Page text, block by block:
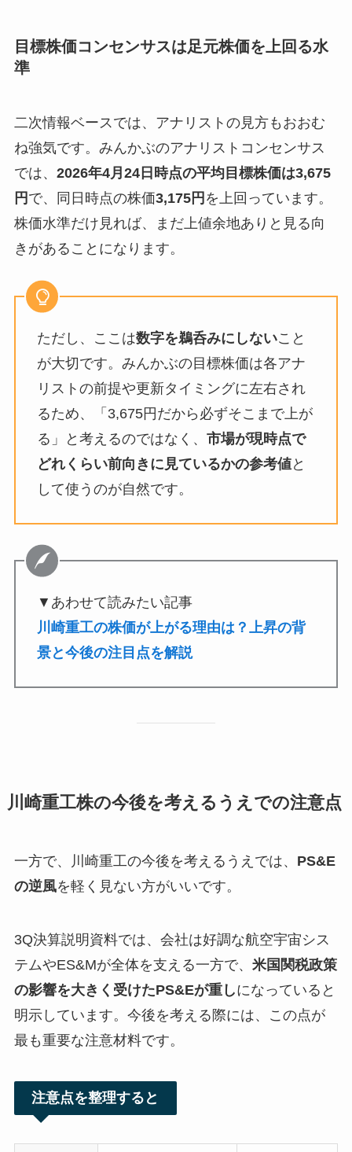
目標株価コンセンサスは足元株価を上回る水
準
二次情報ベースでは、アナリストの見方もおおむ
ね強気です。みんかぶのアナリストコンセンサス
では、 2026年4月24日時点の平均目標株価は3,675
円 で、同日時点の株価3,175円 を上回っています。
株価水準だけ見れば、まだ上値余地ありと見る向
きがあることになります。
ただし、ここは数字を鵜呑みにしないこと
が大切です。みんかぶの目標株価は各アナ
リストの前提や更新タイミングに左右され
るため、「3,675円だから必ずそこまで上が
る」と考えるのではなく、 市場が現時点で
どれくらい前向きに見ているかの参考値と
して使うのが自然です。
▼あわせて読みたい記事
川崎重工の株価が上がる理由は？上昇の背
景と今後の注目点を解説
川崎重工株の今後を考えるうえでの注意点
一方で、川崎重工の今後を考えるうえでは、 PS&E
の逆風を軽く見ない方がいいです。
3Q決算説明資料では、会社は好調な航空宇宙シス
テムやES&Mが全体を支える一方で、 米国関税政策
の影響を大きく受けたPS&Eが重しになっていると
明示しています。今後を考える際には、この点が
最も重要な注意材料です。
注意点を整理すると